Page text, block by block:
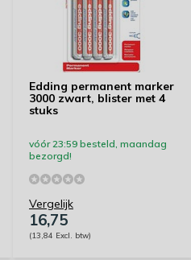
Edding permanent marker
3000 zwart, blister met 4
stuks
vóór 23:59 besteld, maandag
bezorgd!
Vergelijk
16,75
(13,84 Excl. btw)